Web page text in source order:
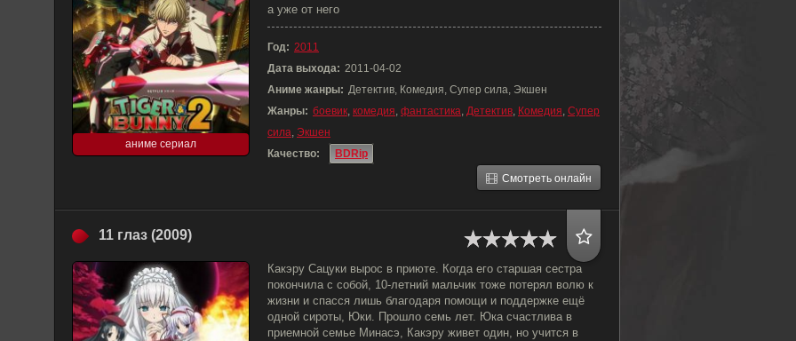
аниме сериал
а уже от него
Год: 2011
Дата выхода: 2011-04-02
Аниме жанры: Детектив, Комедия, Супер сила, Экшен
Жанры: боевик, комедия, фантастика, Детектив, Комедия, Супер
сила, Экшен
Качество:
BDRip
Смотреть онлайн
11 глаз (2009)
Какэру Сацуки вырос в приюте. Когда его старшая сестра
покончила с собой, 10-летний мальчик тоже потерял волю к
жизни и спасся лишь благодаря помощи и поддержке ещё
одной сироты, Юки. Прошло семь лет. Юка счастлива в
приемной семье Минасэ, Какэру живет один, но учится в